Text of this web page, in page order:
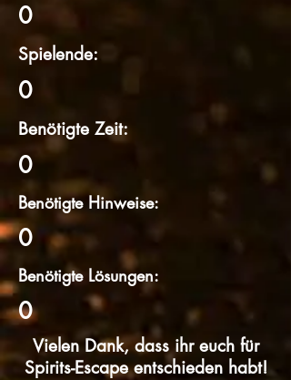
0
Spielende:
0
Benötigte Zeit:
0
Benötigte Hinweise:
0
Benötigte Lösungen:
0
Vielen Dank, dass ihr euch für
Spirits-Escape entschieden habt!